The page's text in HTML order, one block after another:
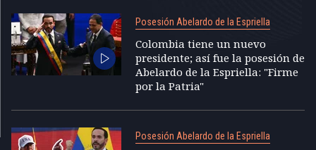
Posesión Abelardo de la Espriella
Colombia tiene un nuevo
presidente; así fue la posesión de
Abelardo de la Espriella: "Firme
por la Patria"
Posesión Abelardo de la Espriella